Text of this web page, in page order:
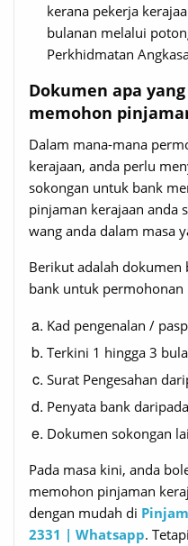
kerana pekerja
bulanan melalui
Perkhidmatan
Dokumen apa
memohon
Dalam mana-mana
kerajaan, anda perlu
sokongan untuk bank
pinjaman kerajaan anda
wang anda dalam masa
Berikut adalah dokumen
bank untuk permohonan
Kad pengenalan /
Terkini 1 hingga 3
Surat Pengesahan
Penyata bank
Dokumen sokongan
Pada masa kini, anda
memohon pinjaman
dengan mudah di
2331 | Whatsapp.